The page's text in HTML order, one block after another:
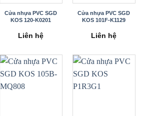
Cửa nhựa PVC SGD
KOS 120-K0201
Liên hệ
Cửa nhựa PVC SGD
KOS 101F-K1129
Liên hệ